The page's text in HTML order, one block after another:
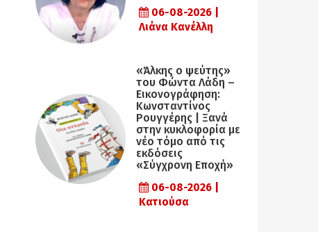
06-08-2026 |
Λιάνα Κανέλλη
«Άλκης ο ψεύτης»
του Φώντα Λάδη –
Εικονογράφηση:
Κωνσταντίνος
Ρουγγέρης | Ξανά
στην κυκλοφορία με
νέο τόμο από τις
εκδόσεις
«Σύγχρονη Εποχή»
06-08-2026 |
Κατιούσα